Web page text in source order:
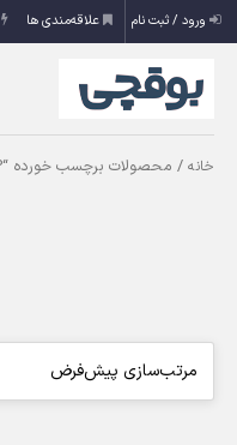
ورود / ثبت نام علاقه‌مندی ها
خانه / محصولات برچسب خورده “PRP مو”